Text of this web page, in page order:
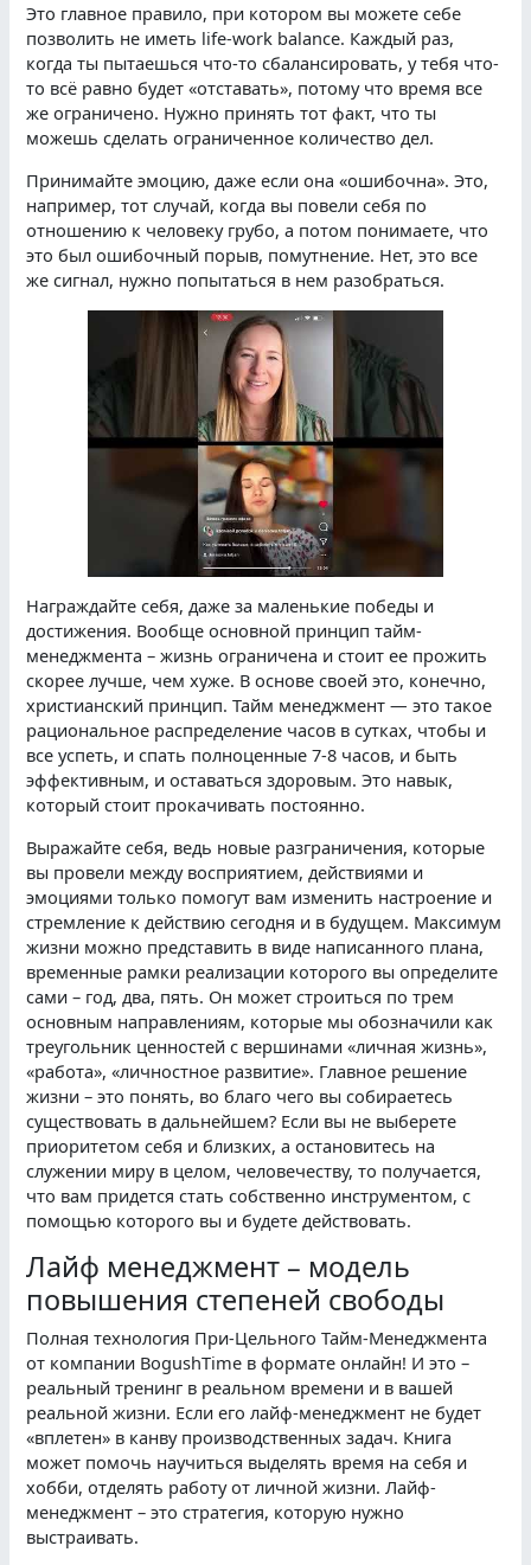
Это главное правило, при котором вы можете себе
позволить не иметь life-work balance. Каждый раз,
когда ты пытаешься что-то сбалансировать, у тебя что-
то всё равно будет «отставать», потому что время все
же ограничено. Нужно принять тот факт, что ты
можешь сделать ограниченное количество дел.
Принимайте эмоцию, даже если она «ошибочна». Это,
например, тот случай, когда вы повели себя по
отношению к человеку грубо, а потом понимаете, что
это был ошибочный порыв, помутнение. Нет, это все
же сигнал, нужно попытаться в нем разобраться.
Награждайте себя, даже за маленькие победы и
достижения. Вообще основной принцип тайм-
менеджмента – жизнь ограничена и стоит ее прожить
скорее лучше, чем хуже. В основе своей это, конечно,
христианский принцип. Тайм менеджмент — это такое
рациональное распределение часов в сутках, чтобы и
все успеть, и спать полноценные 7-8 часов, и быть
эффективным, и оставаться здоровым. Это навык,
который стоит прокачивать постоянно.
Выражайте себя, ведь новые разграничения, которые
вы провели между восприятием, действиями и
эмоциями только помогут вам изменить настроение и
стремление к действию сегодня и в будущем. Максимум
жизни можно представить в виде написанного плана,
временные рамки реализации которого вы определите
сами – год, два, пять. Он может строиться по трем
основным направлениям, которые мы обозначили как
треугольник ценностей с вершинами «личная жизнь»,
«работа», «личностное развитие». Главное решение
жизни – это понять, во благо чего вы собираетесь
существовать в дальнейшем? Если вы не выберете
приоритетом себя и близких, а остановитесь на
служении миру в целом, человечеству, то получается,
что вам придется стать собственно инструментом, с
помощью которого вы и будете действовать.
Лайф менеджмент – модель
повышения степеней свободы
Полная технология При-Цельного Тайм-Менеджмента
от компании BogushTime в формате онлайн! И это –
реальный тренинг в реальном времени и в вашей
реальной жизни. Если его лайф-менеджмент не будет
«вплетен» в канву производственных задач. Книга
может помочь научиться выделять время на себя и
хобби, отделять работу от личной жизни. Лайф-
менеджмент – это стратегия, которую нужно
выстраивать.